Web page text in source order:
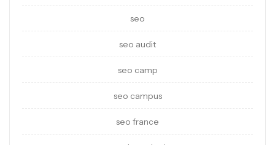
seo
seo audit
seo camp
seo campus
seo france